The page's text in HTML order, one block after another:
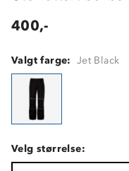
400,-
Valgt farge: Jet Black
Velg størrelse: